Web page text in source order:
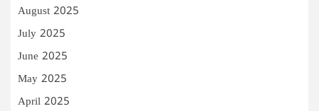
August 2025
July 2025
June 2025
May 2025
April 2025